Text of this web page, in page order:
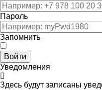
Пароль
Запомнить
Войти
Уведомления
Здесь будут записаны